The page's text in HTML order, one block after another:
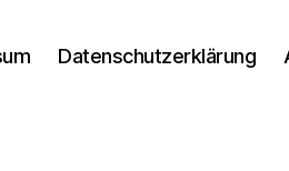
Datenschutzerklärung